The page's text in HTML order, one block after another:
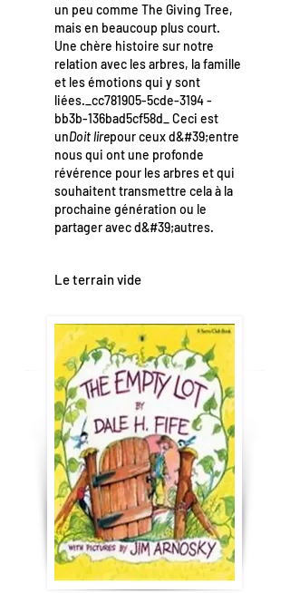
un peu comme The Giving Tree,
mais en beaucoup plus court.
Une chère histoire sur notre
relation avec les arbres, la famille
et les émotions qui y sont
liées._cc781905-5cde-3194 -
bb3b-136bad5cf58d_ Ceci est
unDoit lirepour ceux d&#39;entre
nous qui ont une profonde
révérence pour les arbres et qui
souhaitent transmettre cela à la
prochaine génération ou le
partager avec d&#39;autres.
Le terrain vide